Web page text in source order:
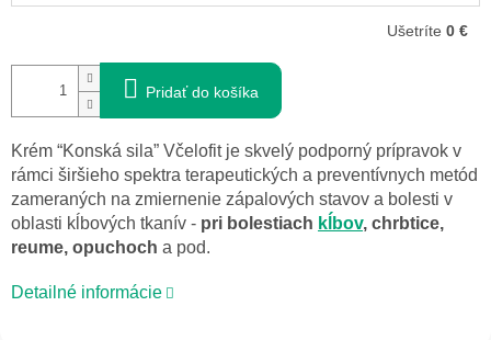
Ušetríte 0 €
Pridať do košíka
Krém “Konská sila” Včelofit je skvelý podporný prípravok v
rámci širšieho spektra terapeutických a preventívnych metód
zameraných na zmiernenie zápalových stavov a bolesti v
oblasti kĺbových tkanív - pri bolestiach kĺbov, chrbtice,
reume, opuchoch a pod.
Detailné informácie